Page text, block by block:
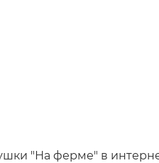
"На ферме" в